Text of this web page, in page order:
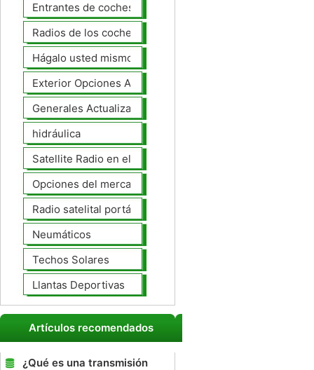
Entrantes de coches
Radios de los coches
Hágalo usted mismo Mejoras Auto
Exterior Opciones Aftermarket
Generales Actualizaciones Auto
hidráulica
Satellite Radio en el tablero
Opciones del mercado de accesorios del interior
Radio satelital portátil
Neumáticos
Techos Solares
Llantas Deportivas
Artículos recomendados
¿Qué es una transmisión